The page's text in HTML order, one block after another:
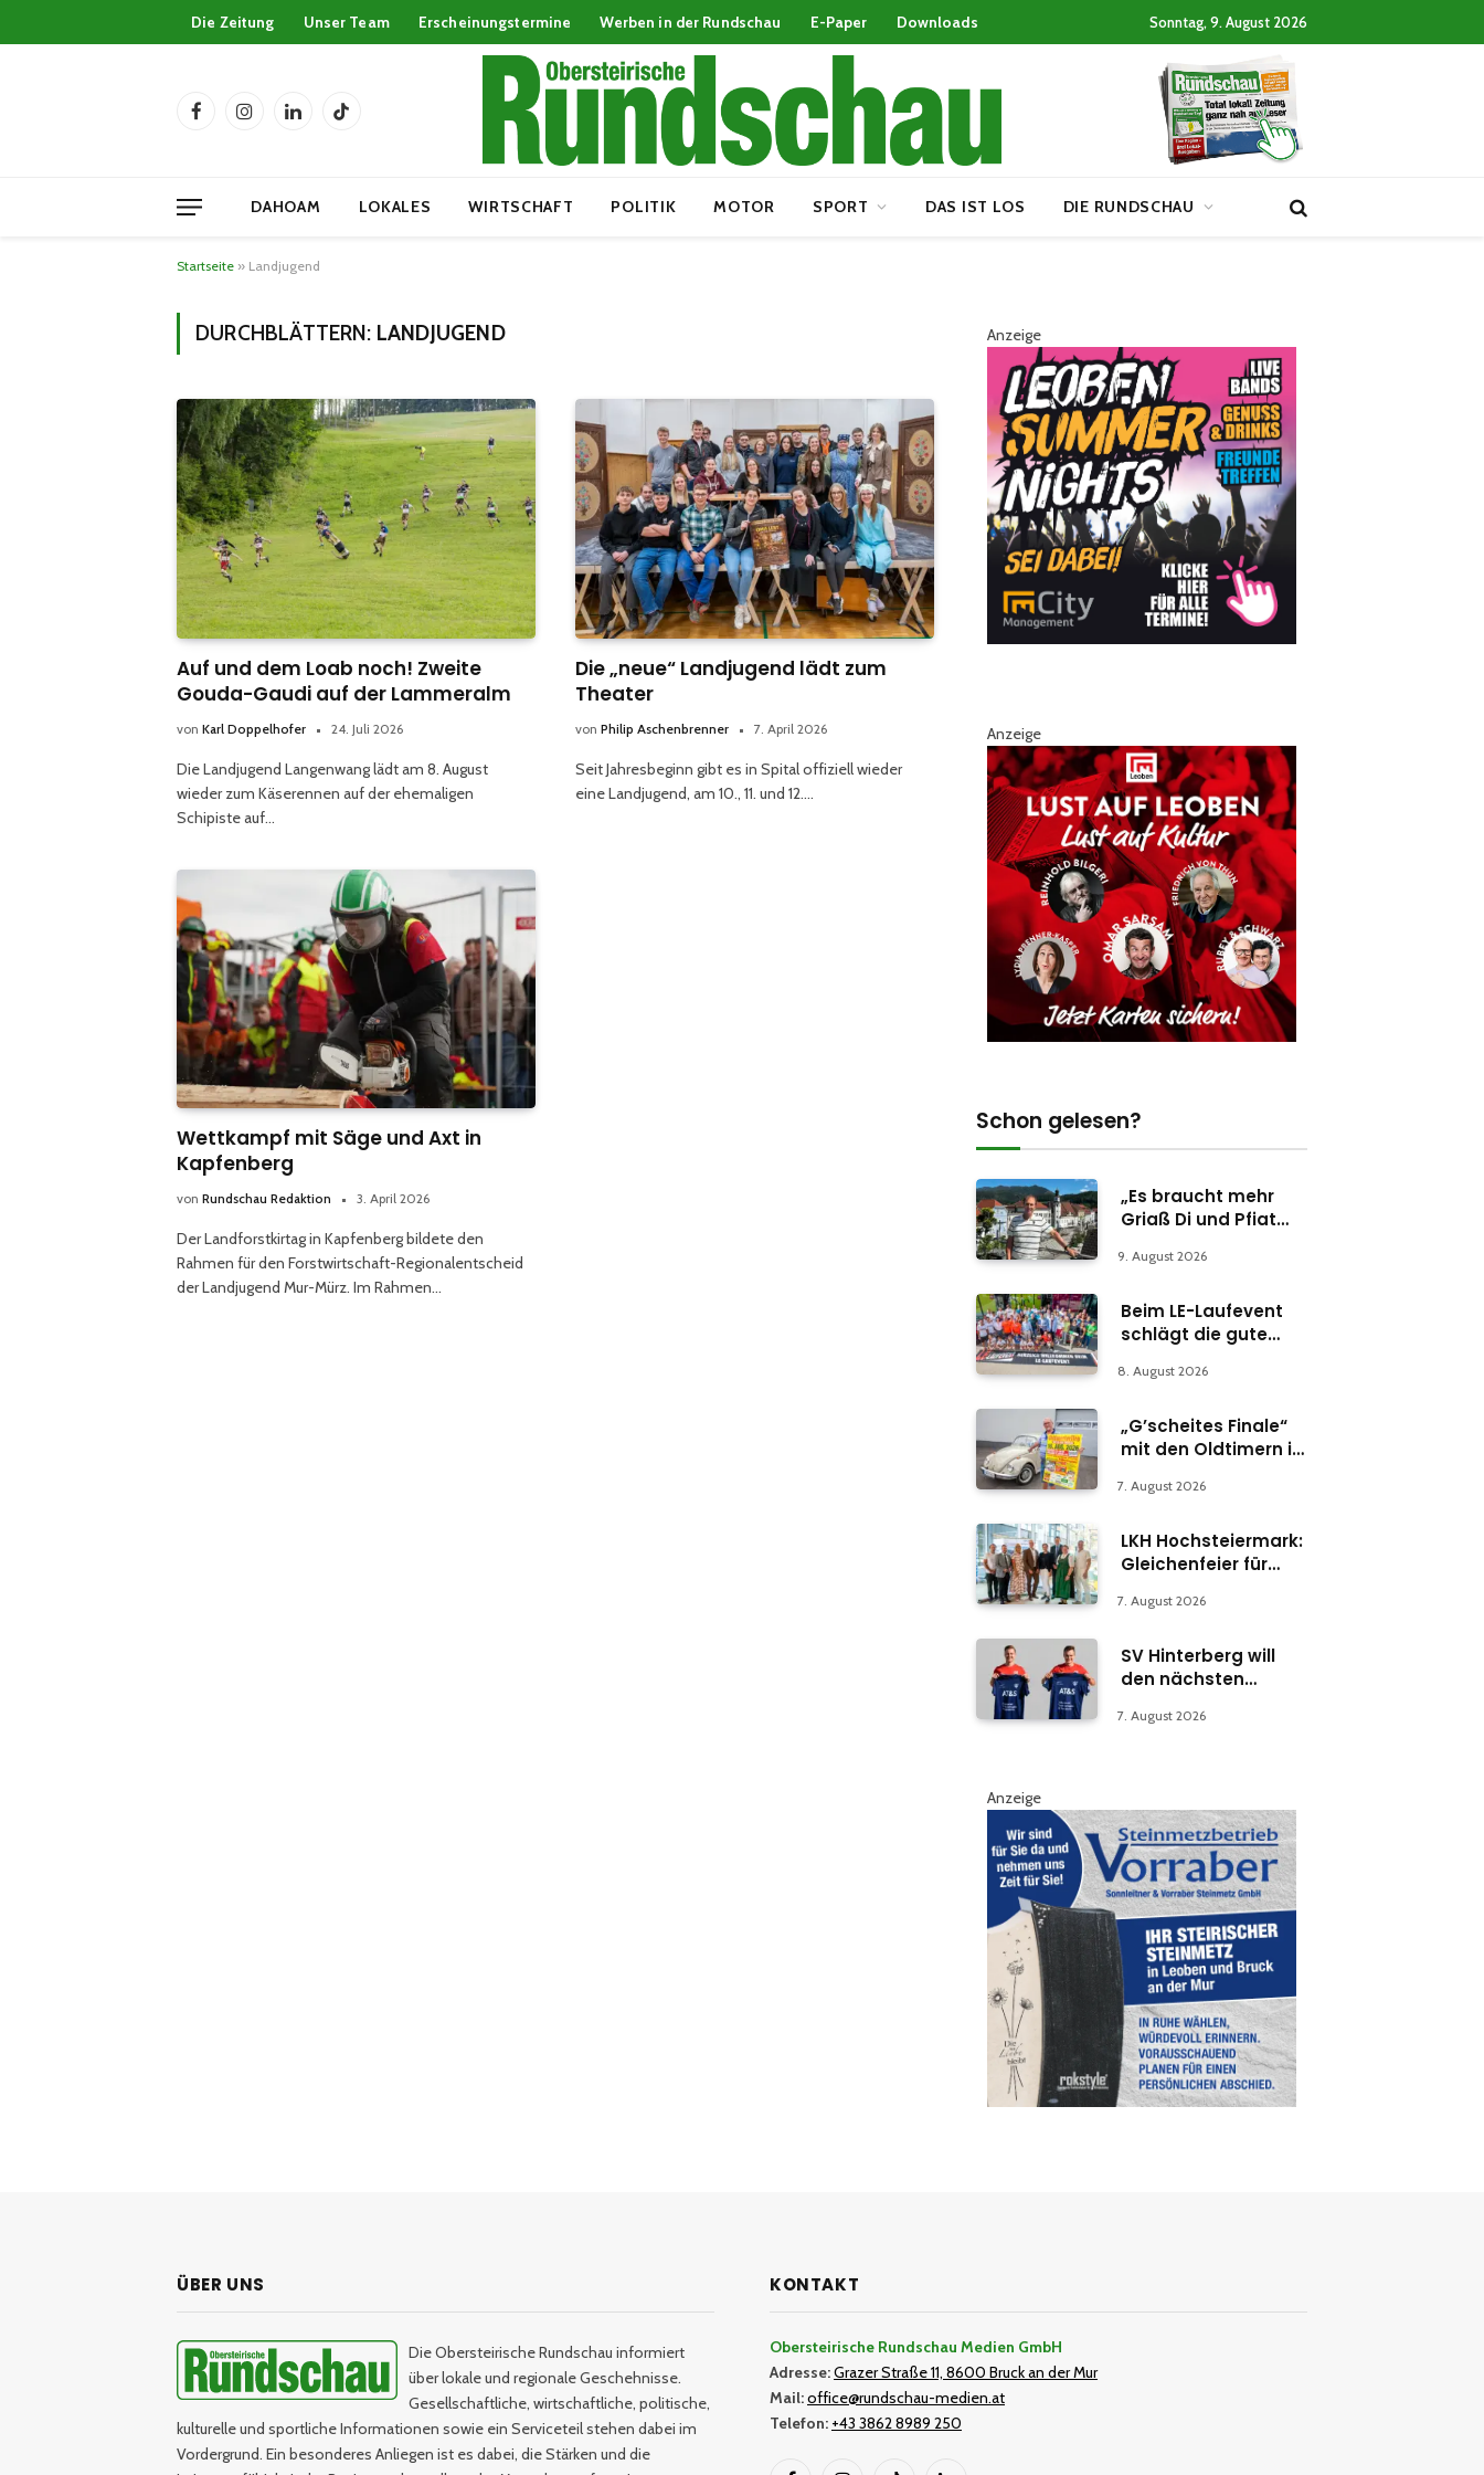
Die Zeitung Unser Team Erscheinungstermine Werben in der Rundschau E-Paper Downloads Sonntag, 9. August 2026
FacebookInstagramLinkedInTikTok
DAHOAM LOKALES WIRTSCHAFT POLITIK MOTOR SPORT DAS IST LOS DIE RUNDSCHAU
Startseite » Landjugend
DURCHBLÄTTERN: LANDJUGEND
Auf und dem Loab noch! Zweite
Gouda-Gaudi auf der Lammeralm
von Karl Doppelhofer 24. Juli 2026
Die Landjugend Langenwang lädt am 8. August
wieder zum Käserennen auf der ehemaligen
Schipiste auf…
Die „neue“ Landjugend lädt zum
Theater
von Philip Aschenbrenner 7. April 2026
Seit Jahresbeginn gibt es in Spital offiziell wieder
eine Landjugend, am 10., 11. und 12.…
Wettkampf mit Säge und Axt in
Kapfenberg
von Rundschau Redaktion 3. April 2026
Der Landforstkirtag in Kapfenberg bildete den
Rahmen für den Forstwirtschaft-Regionalentscheid
der Landjugend Mur-Mürz. Im Rahmen…
Anzeige
Anzeige
Schon gelesen?
„Es braucht mehr
Griaß Di und Pfiat
9. August 2026
Beim LE-Laufevent
schlägt die gute
8. August 2026
„G’scheites Finale“
mit den Oldtimern in
7. August 2026
LKH Hochsteiermark:
Gleichenfeier für
Abteilung in Bruck
7. August 2026
SV Hinterberg will
den nächsten
7. August 2026
Anzeige
ÜBER UNS
Die Obersteirische Rundschau informiert
über lokale und regionale Geschehnisse.
Gesellschaftliche, wirtschaftliche, politische,
kulturelle und sportliche Informationen sowie ein Serviceteil stehen dabei im
Vordergrund. Ein besonderes Anliegen ist es dabei, die Stärken und die
KONTAKT
Obersteirische Rundschau Medien GmbH
Adresse:Grazer Straße 11, 8600 Bruck an der Mur
Mail:office@rundschau-medien.at
Telefon: +43 3862 8989 250